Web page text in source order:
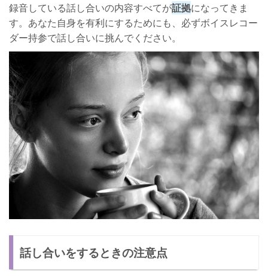
録音している話し合いの内容すべてが証拠になってきま
す。あなた自身を有利にするためにも、必ずボイスレコー
ダー持参で話し合いに挑んでください。
話し合いをするときの注意点